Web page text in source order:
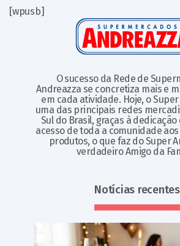
[wpusb]
O sucesso da Rede de
Andreazza se concretiza mais e
em cada atividade. Hoje, o
uma das principais redes
Sul do Brasil, graças à
acesso de toda a comunidade
produtos, o que faz do Super
verdadeiro Amigo da
Notícias recentes